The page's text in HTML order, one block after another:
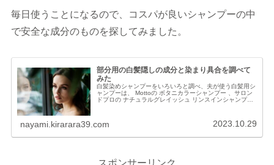
毎日使うことになるので、コスパが良いシャンプーの中
で安全な成分のものを探してみました。
部分用の白髪隠しの成分と染まり具合を調べて
みた
白髪染めシャンプーをいろいろと調べ、夫が使う白髪用シ
ャンプーは、 Mottoの ボタニカラーシャンプー 、サロン
ドプロの ナチュラルグレイッシュ リンスインシャンプー
nayami.kirarara39.com 2023.10.29